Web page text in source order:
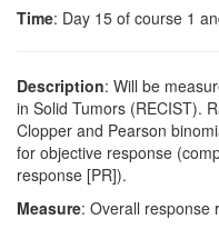
Time: Day 15 of course 1
Description: Will be
in Solid Tumors (RECIST).
Clopper and Pearson
for objective response
response [PR]).
Measure: Overall response